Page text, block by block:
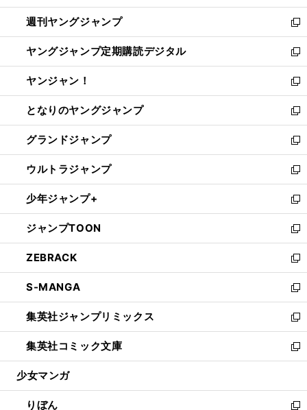
開
く
ウ
で
開
く
ン
ド
ウ
で
開
く
ウ
ィ
ン
ド
ウ
で
開
く
週刊ヤングジャンプ
新
し
い
ウ
ィ
ン
ド
ウ
で
開
く
ヤングジャンプ定期購読デジタル
新
し
い
ウ
ィ
ン
ド
ウ
で
開
く
ヤンジャン！
新
し
い
ウ
ィ
ン
ド
ウ
で
開
く
となりのヤングジャンプ
新
し
い
ウ
ィ
ン
ド
ウ
で
開
く
グランドジャンプ
新
し
い
ウ
ィ
ン
ド
ウ
で
開
く
ウルトラジャンプ
新
し
い
ウ
ィ
ン
ド
ウ
で
開
く
少年ジャンプ+
新
し
い
ウ
ィ
ン
ド
ウ
で
開
く
ジャンプTOON
新
し
い
ウ
ィ
ン
ド
ウ
で
開
ZEBRACK
新
し
い
ウ
ィ
ン
ド
ウ
開
く
S-MANGA
新
し
い
ウ
ィ
ン
ウ
で
集英社ジャンプリミックス
新
し
い
ウ
ン
ド
集英社コミック文庫
新
し
ウ
ィ
少女マンガ
りぼん